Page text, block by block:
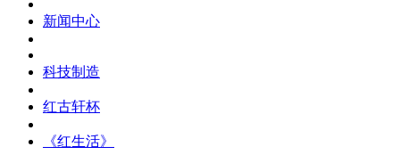
新闻中心
科技制造
红古轩杯
《红生活》